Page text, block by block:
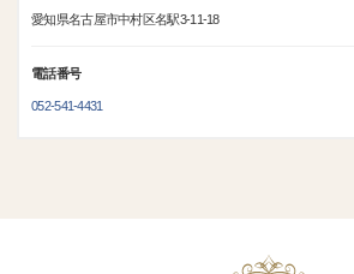
愛知県名古屋市中村区名駅3-11-18
電話番号
052-541-4431